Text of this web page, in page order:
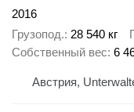
2016
Грузопод. 28 540 кг
Собственный вес 6
Австрия,